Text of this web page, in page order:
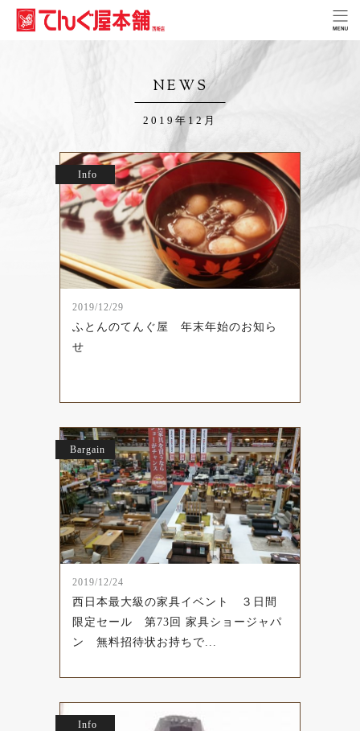
NEWS
2019年12月
Info
2019/12/29
ふとんのてんぐ屋 年末年始のお知ら
せ
Bargain
2019/12/24
西日本最大級の家具イベント ３日間
限定セール 第73回 家具ショージャパ
ン 無料招待状お持ちで...
Info